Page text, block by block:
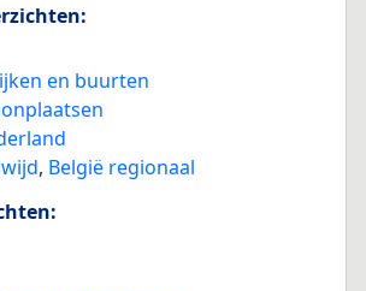
en buurten
, België regionaal